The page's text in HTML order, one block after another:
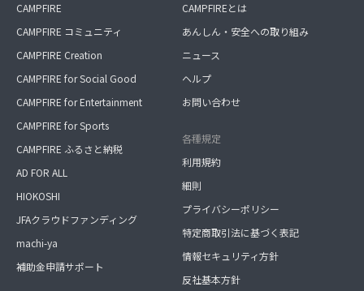
CAMPFIRE
CAMPFIRE コミュニティ
CAMPFIRE Creation
CAMPFIRE for Social Good
CAMPFIRE for Entertainment
CAMPFIRE for Sports
CAMPFIRE ふるさと納税
AD FOR ALL
HIOKOSHI
JFAクラウドファンディング
machi-ya
補助金申請サポート
CAMPFIREとは
あんしん・安全への取り組み
ニュース
ヘルプ
お問い合わせ
各種規定
利用規約
細則
プライバシーポリシー
特定商取引法に基づく表記
情報セキュリティ方針
反社基本方針